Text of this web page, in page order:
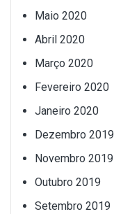
Maio 2020
Abril 2020
Março 2020
Fevereiro 2020
Janeiro 2020
Dezembro 2019
Novembro 2019
Outubro 2019
Setembro 2019